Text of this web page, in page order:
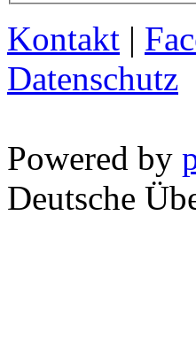
Kontakt |
Datenschutz
Powered by
Deutsche